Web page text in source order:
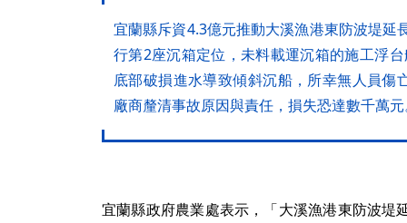
宜蘭縣斥資4.3億元推動大溪漁港東防波堤延
行第2座沉箱定位，未料載運沉箱的施工浮
底部破損進水導致傾斜沉船，所幸無人員傷
廠商釐清事故原因與責任，損失恐達數千萬
宜蘭縣政府農業處表示，「大溪漁港東防波堤